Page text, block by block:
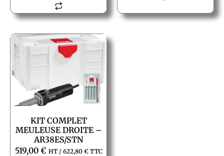
KIT COMPLET
MEULEUSE DROITE –
AR38ES/STN
519,00 € HT / 622,80 €TTC